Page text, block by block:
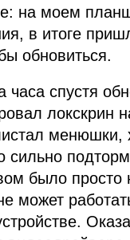
на моем
в итоге
обновиться.
часа спустя
локскрин
менюшки,
сильно
было
может